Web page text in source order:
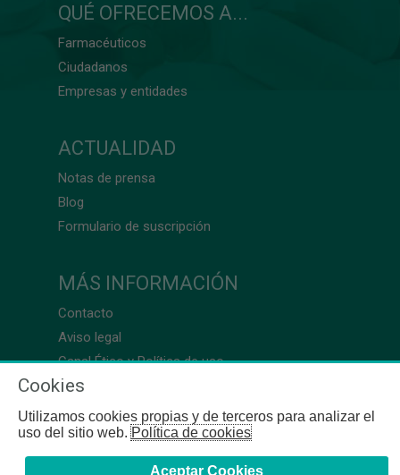
QUÉ OFRECEMOS A...
Farmacéuticos
Ciudadanos
Empresas y entidades
ACTUALIDAD
Notas de prensa
Blog
Formulario de suscripción
MÁS INFORMACIÓN
Contacto
Aviso legal
Canal Ético y Política de uso
Cookies
Utilizamos cookies propias y de terceros para analizar el
uso del sitio web.Política de cookies
Aceptar Cookies